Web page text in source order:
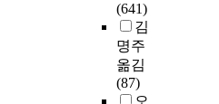
(641)
김
명주
옮김
(87)